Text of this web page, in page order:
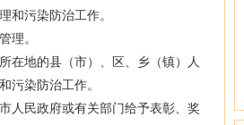
污染防治工作。
理。
地的县（市）、区、乡（镇）人
污染防治工作。
民政府或有关部门给予表彰、奖